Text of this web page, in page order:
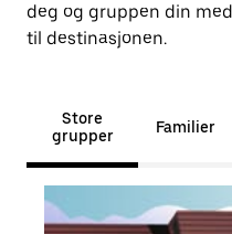
deg og gruppen din
til destinasjonen.
Store
grupper
Familier